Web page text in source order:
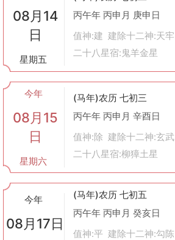
08月14
日
星期五
丙午年 丙申月 庚申日
值神:建 建除十二神:天牢
二十八星宿:鬼羊金星
今年
08月15
日
星期六
(马年)农历 七初三
丙午年 丙申月 辛酉日
值神:除 建除十二神:玄武
二十八星宿:柳獐土星
今年
08月17日
(马年)农历 七初五
丙午年 丙申月 癸亥日
值神:平 建除十二神:勾陈